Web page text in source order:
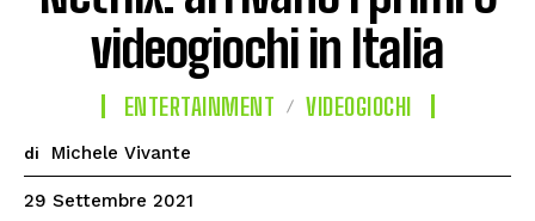
videogiochi in Italia
ENTERTAINMENT VIDEOGIOCHI
di Michele Vivante
29 Settembre 2021